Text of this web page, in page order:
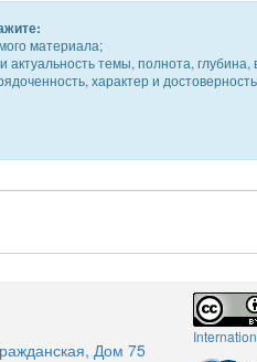
материала;
темы, полнота,
характер и
Дом 75